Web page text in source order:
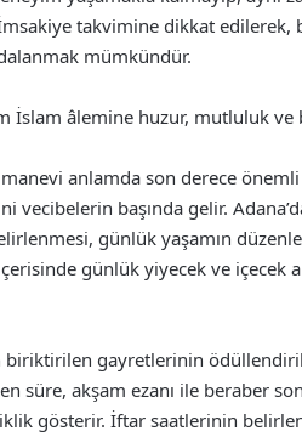
İmsakiye takvimine dikkat
mümkündür.
İslam âlemine huzur, mutluluk
anlamda son derece
vecibelerin başında gelir.
günlük yaşamın
günlük yiyecek ve içecek
biriktirilen gayretlerinin
süre, akşam ezanı ile beraber
gösterir. İftar saatlerinin